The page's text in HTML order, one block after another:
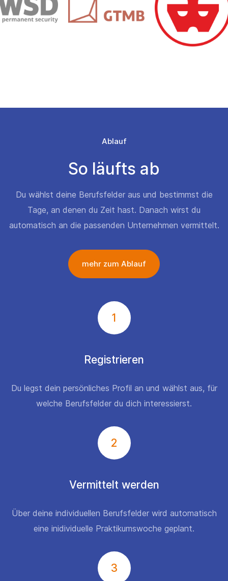
Ablauf
So läufts ab
Du wählst deine Berufsfelder aus und bestimmst die
Tage, an denen du Zeit hast. Danach wirst du
automatisch an die passenden Unternehmen vermittelt.
mehr zum Ablauf
1
Registrieren
Du legst dein persönliches Profil an und wählst aus, für
welche Berufsfelder du dich interessierst.
2
Vermittelt werden
Über deine individuellen Berufsfelder wird automatisch
eine inidividuelle Praktikumswoche geplant.
3